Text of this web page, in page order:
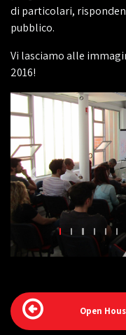
di particolari,
pubblico.
Vi lasciamo alle
2016!
Open